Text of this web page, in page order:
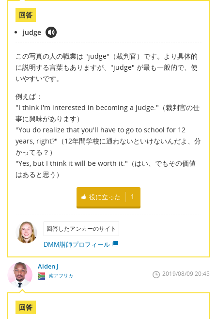
回答
judge
この写真の人の職業は "judge"（裁判官）です。より具体的
に説明する言葉もありますが、"judge" が最も一般的で、使
いやすいです。
例えば：
"I think I'm interested in becoming a judge."（裁判官の仕
事に興味があります）
"You do realize that you'll have to go to school for 12
years, right?"（12年間学校に通わないといけないんだよ、分
かってる？）
"Yes, but I think it will be worth it."（はい、でもその価値
はあると思う）
役に立った 1
回答したアンカーのサイト
DMM講師プロフィール
Aiden J
南アフリカ 2019/08/09 20:45
回答